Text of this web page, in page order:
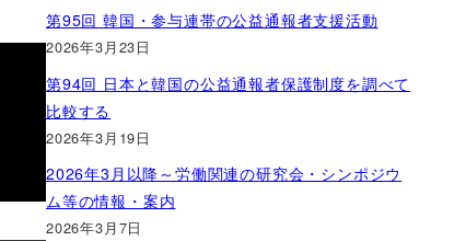
第95回 韓国・参与連帯の公益通報者支援活動
2026年3月23日
第94回 日本と韓国の公益通報者保護制度を調べて
比較する
2026年3月19日
2026年3月以降～労働関連の研究会・シンポジウ
ム等の情報・案内
2026年3月7日